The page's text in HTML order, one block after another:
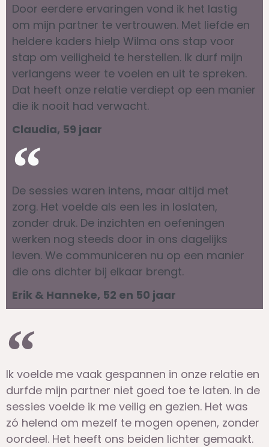
Door eerdere ervaringen vond ik het lastig
om mijn partner te vertrouwen. Met liefde en
heldere kaders hielp Wilma ons stap voor
stap om veiligheid te herstellen. Ik durf mijn
verlangens weer te voelen en uit te spreken.
Dat heeft onze relatie verdiept op een manier
die ik nooit had verwacht.
Claudia, 59 jaar
De sessies waren intens, maar altijd met
zorg. Het voelde als een les in loslaten,
zonder druk. De inzichten en oefeningen
werken nog steeds door in ons dagelijks
leven. We communiceren nu op een manier
die ons dichter bij elkaar brengt.
Erik & Hanneke, 52 en 50 jaar
Ik voelde me vaak gespannen in onze relatie en
durfde mijn partner niet goed toe te laten. In de
sessies voelde ik me veilig en gezien. Het was
zó helend om mezelf te mogen openen, zonder
oordeel. Het heeft ons beiden lichter gemaakt.